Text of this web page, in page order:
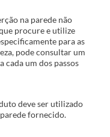
na parede não
procure e utilize
para as
pode consultar um
cada um dos passos
deve ser utilizado
fornecido.